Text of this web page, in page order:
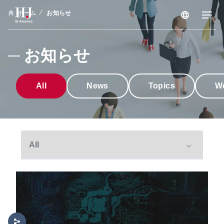
サービス & ソリューション
ブログ
サポートポータル
メンテナンス情報
お知らせ
All News Topics
ホーム お知らせ